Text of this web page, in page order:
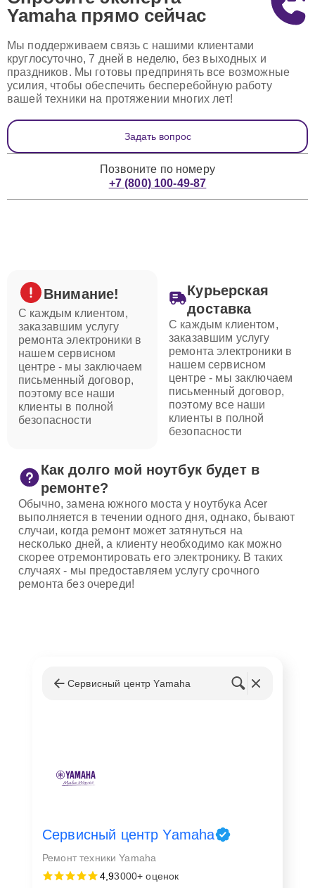
Yamaha прямо сейчас
Мы поддерживаем связь с нашими клиентами
круглосуточно, 7 дней в неделю, без выходных и
праздников. Мы готовы предпринять все возможные
усилия, чтобы обеспечить бесперебойную работу
вашей техники на протяжении многих лет!
Задать вопрос
Позвоните по номеру
+7 (800) 100-49-87
Внимание!
С каждым клиентом,
заказавшим услугу
ремонта электроники в
нашем сервисном
центре - мы заключаем
письменный договор,
поэтому все наши
клиенты в полной
безопасности
Курьерская
доставка
С каждым клиентом,
заказавшим услугу
ремонта электроники в
нашем сервисном
центре - мы заключаем
письменный договор,
поэтому все наши
клиенты в полной
безопасности
Как долго мой ноутбук будет в
ремонте?
Обычно, замена южного моста у ноутбука Acer
выполняется в течении одного дня, однако, бывают
случаи, когда ремонт может затянуться на
несколько дней, а клиенту необходимо как можно
скорее отремонтировать его электронику. В таких
случаях - мы предоставляем услугу срочного
ремонта без очереди!
Сервисный центр Yamaha
Сервисный центр Yamaha
Ремонт техники Yamaha
4,93000+ оценок